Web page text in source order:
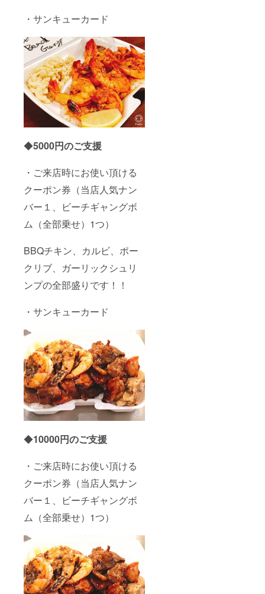
・サンキューカード
◆5000円のご支援
・ご来店時にお使い頂ける
クーポン券（当店人気ナン
バー１、ビーチギャングボ
ム（全部乗せ）1つ）
BBQチキン、カルビ、ポー
クリブ、ガーリックシュリ
ンプの全部盛りです！！
・サンキューカード
◆10000円のご支援
・ご来店時にお使い頂ける
クーポン券（当店人気ナン
バー１、ビーチギャングボ
ム（全部乗せ）1つ）